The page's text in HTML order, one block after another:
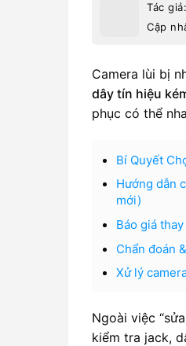
Tác giả:
Cập
Camera lùi bị
dây tín hiệu
phục có thể
Bí Quyết
Hướng dẫn
mới)
Báo giá
Chẩn đoán
Xử lý
Ngoài việc
kiểm tra jack,